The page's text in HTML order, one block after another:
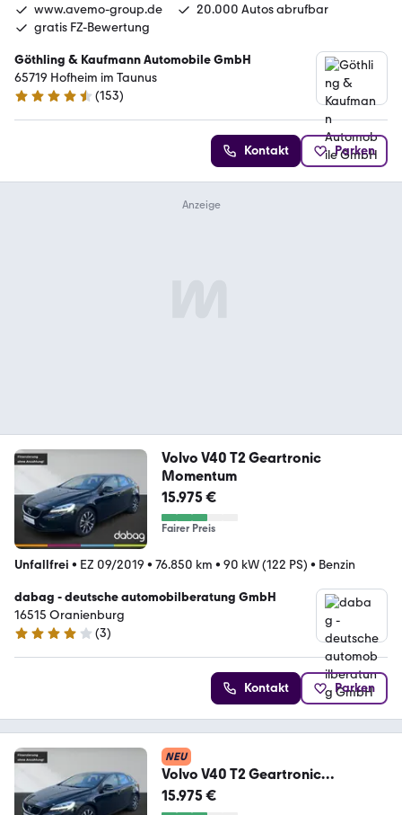
www.avemo-group.de
20.000 Autos abrufbar
gratis FZ-Bewertung
Göthling & Kaufmann Automobile GmbH
65719 Hofheim im Taunus
4.4 Sterne
(153)
Kontakt Parken
Volvo V40 T2 Geartronic
Momentum
15.975 €
Fairer Preis
Unfallfrei • EZ 09/2019 • 76.850 km • 90 kW (122 PS) • Benzin
dabag - deutsche automobilberatung GmbH
16515 Oranienburg
4 Sterne
(3)
Kontakt Parken
NEU
Volvo V40 T2 Geartronic
Momentum
15.975 €